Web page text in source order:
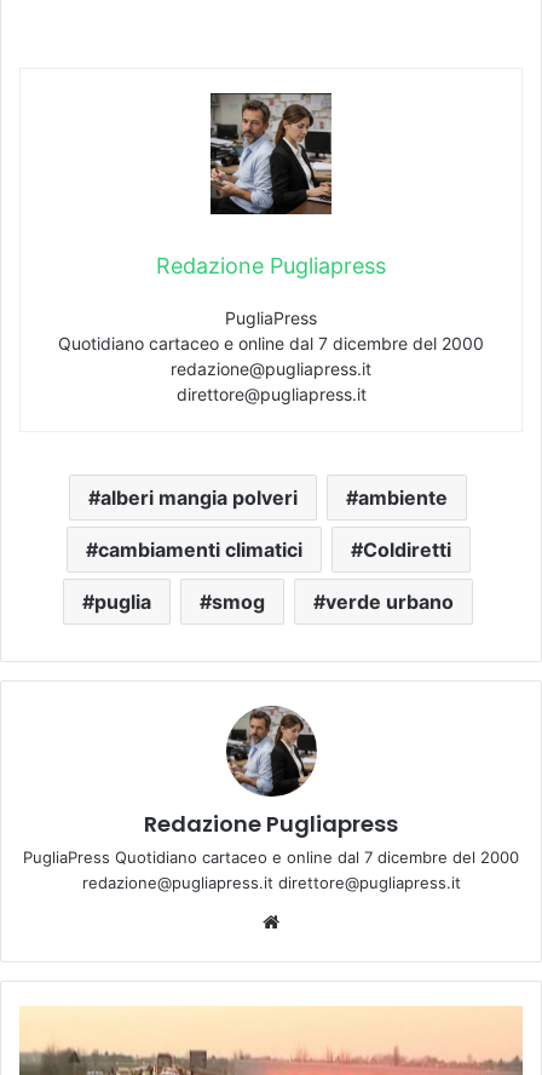
Redazione Pugliapress
PugliaPress
Quotidiano cartaceo e online dal 7 dicembre del 2000
redazione@pugliapress.it
direttore@pugliapress.it
alberi mangia polveri ambiente
cambiamenti climatici Coldiretti
puglia smog verde urbano
Redazione Pugliapress
PugliaPress Quotidiano cartaceo e online dal 7 dicembre del 2000
redazione@pugliapress.it direttore@pugliapress.it
piange
mamma